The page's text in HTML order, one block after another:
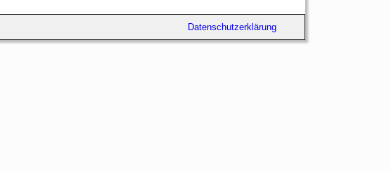
Datenschutzerklärung